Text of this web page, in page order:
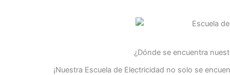
¿Dónde se encuentra
¡Nuestra Escuela de Electricidad no solo se